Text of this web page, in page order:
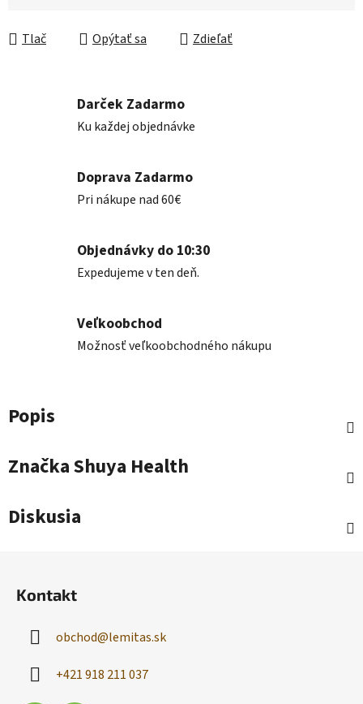
Tlač Opýtať sa Zdieľať
Darček Zadarmo
Ku každej objednávke
Doprava Zadarmo
Pri nákupe nad 60€
Objednávky do 10:30
Expedujeme v ten deň.
Veľkoobchod
Možnosť veľkoobchodného nákupu
Popis
ZnačkaShuya Health
Diskusia
Kontakt
obchod@lemitas.sk
+421 918 211 037